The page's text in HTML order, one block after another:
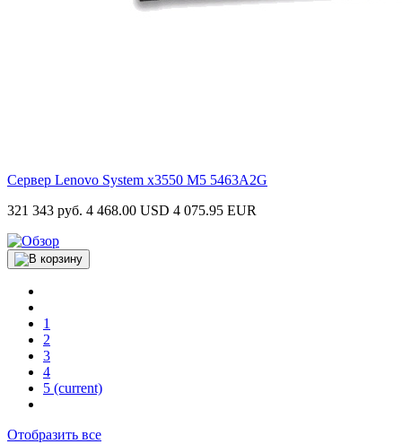
Сервер Lenovo System x3550 M5 5463A2G
321 343 руб. 4 468.00 USD 4 075.95 EUR
1
2
3
4
5 (current)
Отобразить все